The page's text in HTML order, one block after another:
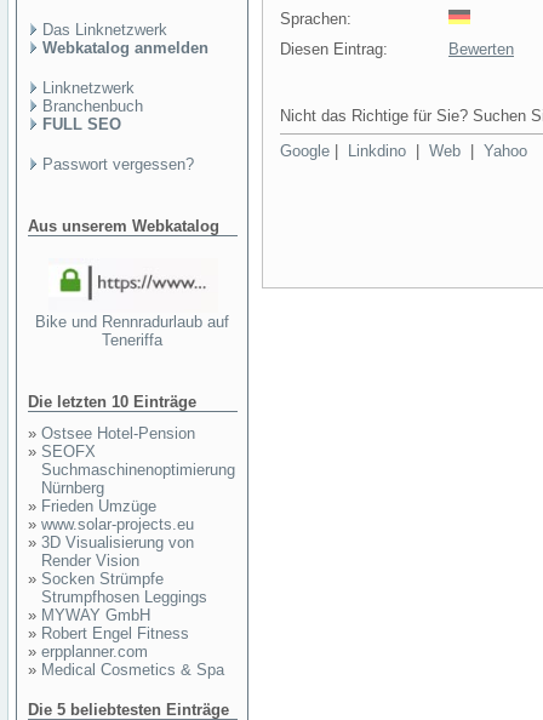
Das Linknetzwerk
Webkatalog anmelden
Linknetzwerk
Branchenbuch
FULL SEO
Passwort vergessen?
Aus unserem Webkatalog
Bike und Rennradurlaub auf
Teneriffa
Die letzten 10 Einträge
» Ostsee Hotel-Pension
» SEOFX
Suchmaschinenoptimierung
Nürnberg
» Frieden Umzüge
» www.solar-projects.eu
» 3D Visualisierung von
Render Vision
» Socken Strümpfe
Strumpfhosen Leggings
» MYWAY GmbH
» Robert Engel Fitness
» erpplanner.com
» Medical Cosmetics & Spa
Die 5 beliebtesten Einträge
Sprachen:
Diesen Eintrag:
Bewerten
Nicht das Richtige für Sie? Suchen
Google
Linkdino Web Yahoo